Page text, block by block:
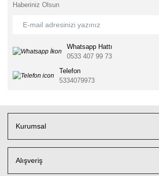
Haberiniz Olsun
Whatsapp Hattı
0533 407 99 73
Telefon
5334079973
Kurumsal
Alışveriş